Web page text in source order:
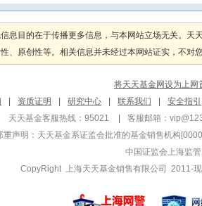
息目的在于传播更多信息，与本网站立场无关。
、原创性等。相关信息并未经过本网站证实，不
将天天基金网设为上网
资质证明 研究中心 联系我们
安全指引
天天基金客服热线：95021
客服邮箱：
重声明： 天天基金系证监会批准的基金销售机构
中国证监会上海监
CopyRight 上海天天基金销售有限公司 2011-